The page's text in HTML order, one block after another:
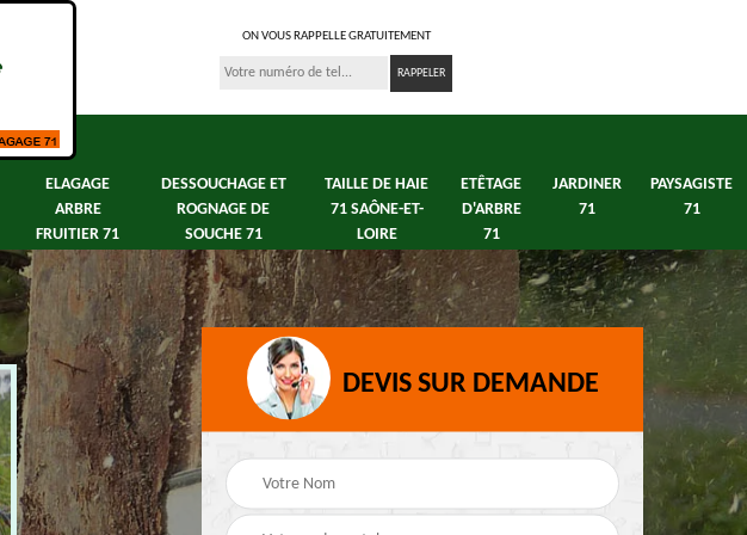
ON VOUS RAPPELLE GRATUITEMENT
ELAGAGE
ARBRE
FRUITIER 71
DESSOUCHAGE ET
ROGNAGE DE
SOUCHE 71
TAILLE DE HAIE
71 SAÔNE-ET-
LOIRE
ETÊTAGE
D'ARBRE
71
JARDINER
71
PAYSAGISTE
71
Abattage d'arbres 71
Saône-et-Loire
Elagage arbre fruitier
71
DEVIS SUR DEMANDE